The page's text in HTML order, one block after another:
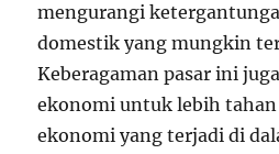
mengurangi
domestik yang mungkin
Keberagaman pasar ini
ekonomi untuk lebih
ekonomi yang terjadi di